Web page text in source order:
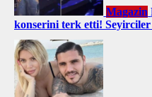
Magazin
konserini terk etti!